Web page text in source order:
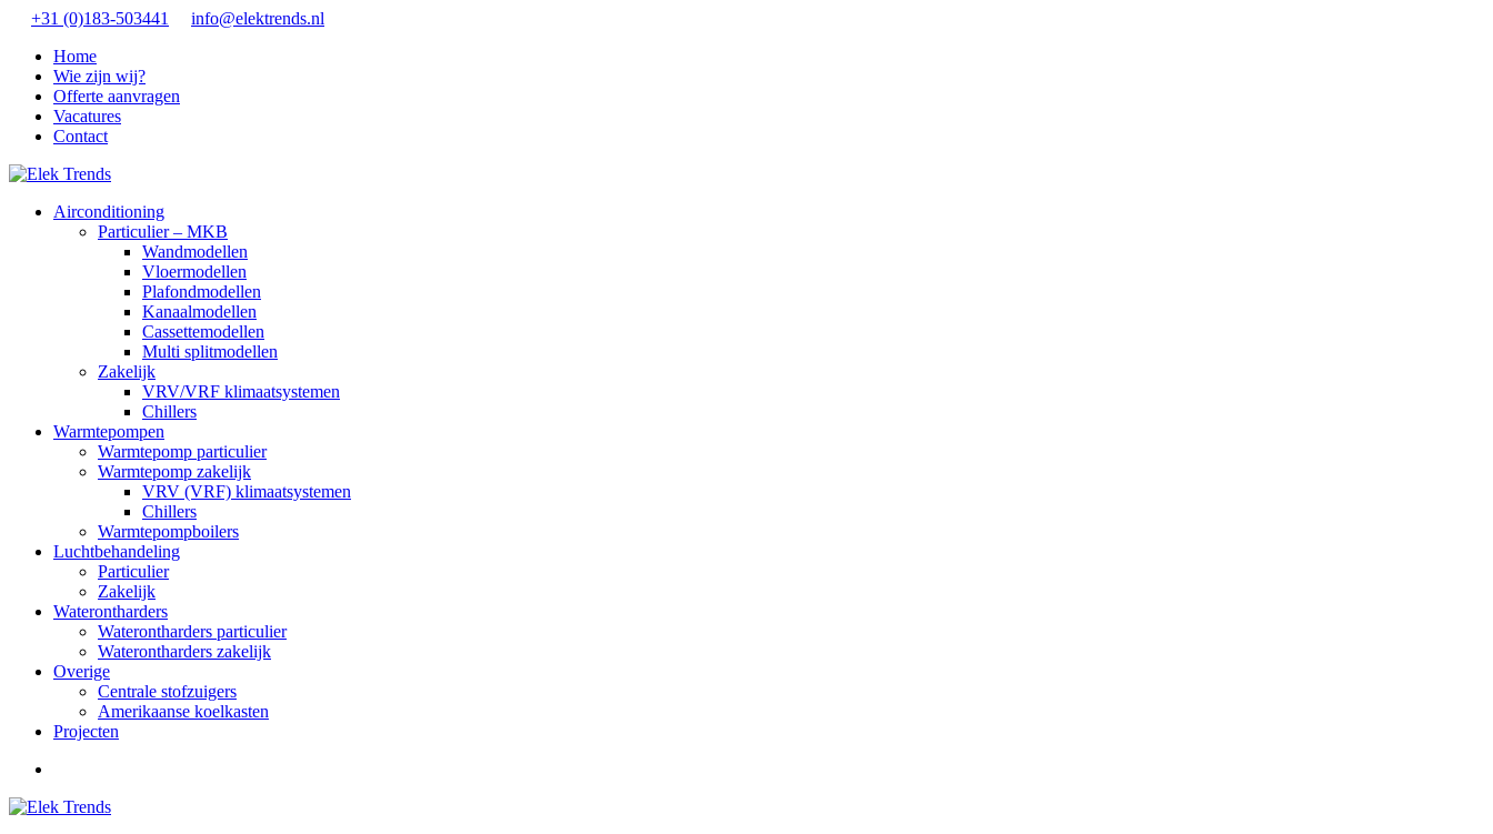
+31 (0)183-503441
info@elektrends.nl
Home
Wie zijn wij?
Offerte aanvragen
Vacatures
Contact
Airconditioning
Particulier – MKB
Wandmodellen
Vloermodellen
Plafondmodellen
Kanaalmodellen
Cassettemodellen
Multi splitmodellen
Zakelijk
VRV/VRF klimaatsystemen
Chillers
Warmtepompen
Warmtepomp particulier
Warmtepomp zakelijk
VRV (VRF) klimaatsystemen
Chillers
Warmtepompboilers
Luchtbehandeling
Particulier
Zakelijk
Waterontharders
Waterontharders particulier
Waterontharders zakelijk
Overige
Centrale stofzuigers
Amerikaanse koelkasten
Projecten